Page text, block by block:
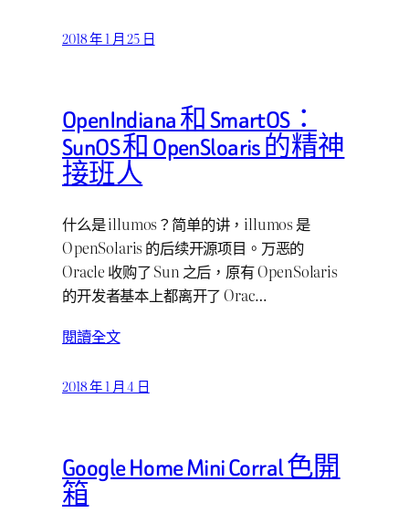
2018 年 1 月 25 日
OpenIndiana 和 SmartOS：
SunOS 和 OpenSloaris 的精神
接班人
什么是 illumos？简单的讲，illumos 是
OpenSolaris 的后续开源项目。万恶的
Oracle 收购了 Sun 之后，原有 OpenSolaris
的开发者基本上都离开了 Orac…
閱讀全文
2018 年 1 月 4 日
Google Home Mini Corral 色開
箱